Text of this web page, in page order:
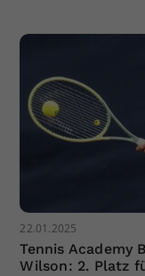
22.01.2025
Tennis Academy
Wilson: 2. Platz
Zweck